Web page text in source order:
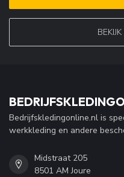
Bedrijfskledingonline.nl is
werkkleding en andere
Midstraat 205
8501 AM Joure